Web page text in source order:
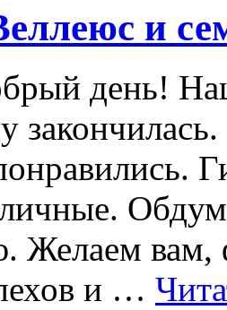
и
день!
Желаем вам,
и …